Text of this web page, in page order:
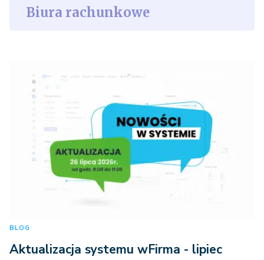
Biura rachunkowe
BLOG
Aktualizacja systemu wFirma - lipiec